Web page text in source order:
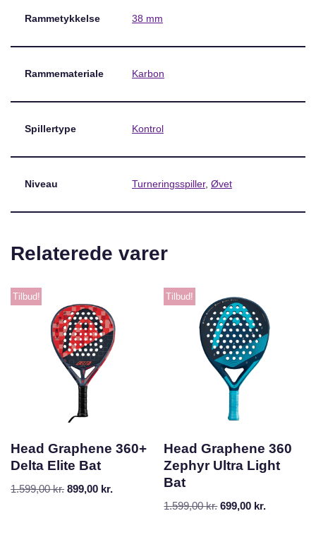
Rammetykkelse 38 mm
Rammemateriale Karbon
Spillertype Kontrol
Niveau Turneringsspiller, Øvet
Relaterede varer
Tilbud!
Head Graphene 360+
Delta Elite Bat
1.599,00kr. 899,00 kr.
Tilbud!
Head Graphene 360
Zephyr Ultra Light
Bat
1.599,00kr. 699,00 kr.